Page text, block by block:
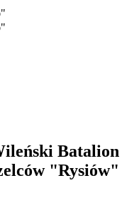
Batalion
"Rysiów"